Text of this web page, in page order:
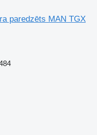
paredzēts MAN TGX